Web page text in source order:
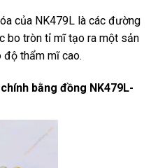
của NK479L là các đường
bo tròn tỉ mĩ tạo ra một sản
thẩm mĩ cao.
bằng đồng NK479L-